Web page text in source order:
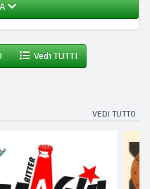
Vedi TUTTI
VEDI TUTTO